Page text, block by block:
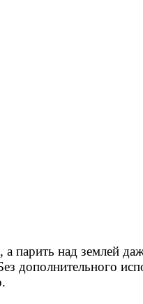
парить над землей
дополнительного